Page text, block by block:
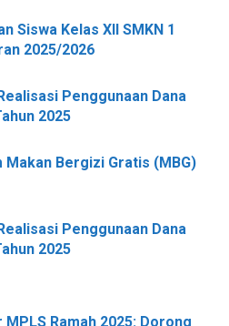
Siswa Kelas XII SMKN 1
2025/2026
Penggunaan Dana
2025
Bergizi Gratis (MBG)
Penggunaan Dana
2025
Ramah 2025: Dorong